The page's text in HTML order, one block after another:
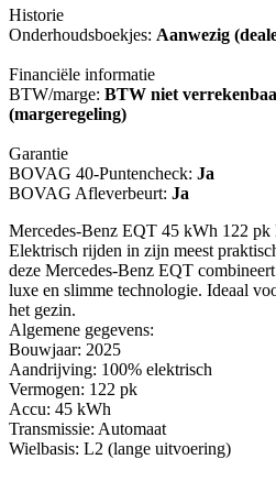
Historie
Onderhoudsboekjes: Aanwezig
Financiële informatie
BTW/marge: BTW niet
(margeregeling)
Garantie
BOVAG 40-Puntencheck: Ja
BOVAG Afleverbeurt: Ja
Mercedes-Benz EQT 45 kWh 122 pk
Elektrisch rijden in zijn meest
deze Mercedes-Benz EQT
luxe en slimme technologie. Ideaal
het gezin.
Algemene gegevens:
Bouwjaar: 2025
Aandrijving: 100% elektrisch
Vermogen: 122 pk
Accu: 45 kWh
Transmissie: Automaat
Wielbasis: L2 (lange uitvoering)